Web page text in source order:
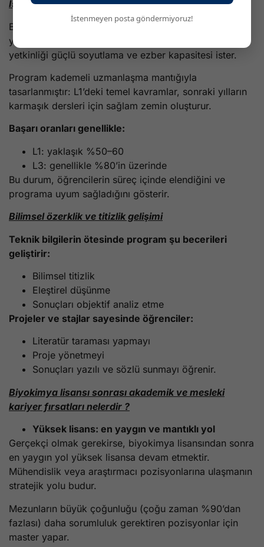
İş yükü ve başarı oranları
Biyokimya lisansı zorlu bir programdır ve düzenli,
yoğun bireysel çalışma gerektirir. Kimya-biyoloji çift
yetkinliği güçlü soyutlama ve ezber kapasitesi ister.
Program kademeli uzmanlaşma mantığıyla
tasarlanmıştır: L1’deki temel kavramlar, sonraki yılların
karmaşık dersleri için sağlam zemin oluşturur.
Başarı oranları genellikle:
L1: yaklaşık %50–60
L3: genellikle %80’in üzerinde
Bu durum, öğrencilerin süreç içinde elendiğini ve
programa uyum sağladığını gösterir.
Bilimsel özerklik ve titizlik gelişimi
Teknik bilgilerin ötesinde program şu becerileri
geliştirir:
Bilimsel titizlik
Eleştirel düşünme
Sonuçları objektif analiz etme
Projeler ve stajlar sayesinde öğrenciler:
Literatür taraması yapmayı
Proje yönetmeyi
Sonuçları yazılı ve sözlü sunmayı öğrenir.
Biyokimya lisansı sonrası akademik ve mesleki
kariyer fırsatları nelerdir ?
Yüksek lisans: en yaygın ve mantıklı yol
Gerçekçi olmak gerekirse, biyokimya lisansından sonra
en yaygın yol yüksek lisansa devam etmektir.
Mühendislik veya araştırmacı pozisyonlarına ulaşmanın
stratejik yolu budur.
Mezunların büyük çoğunluğu (çoğu zaman %90’dan
fazlası) daha sorumluluk gerektiren pozisyonlar için
master yapar.
İstenmeyen posta göndermiyoruz!